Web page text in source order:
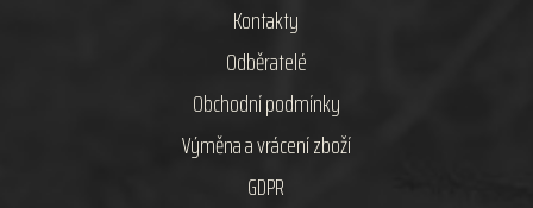
Kontakty
Odběratelé
Obchodní podmínky
Výměna a vrácení zboží
GDPR